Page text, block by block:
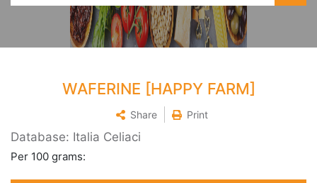
WAFERINE [HAPPY FARM]
Share Print
Database: Italia Celiaci
Per 100 grams: